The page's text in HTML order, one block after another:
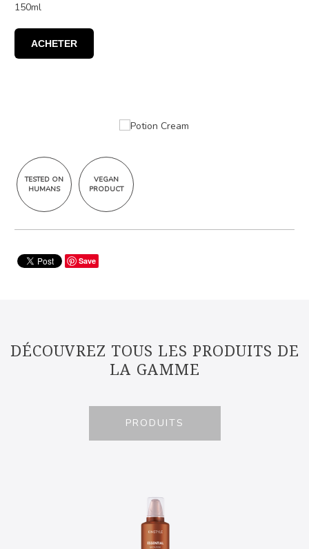
150ml
ACHETER
TESTED ON
HUMANS
VEGAN
PRODUCT
Save
DÉCOUVREZ TOUS LES PRODUITS DE
LA GAMME
PRODUITS